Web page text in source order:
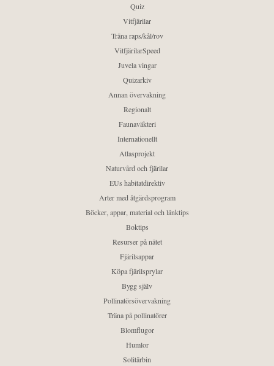
Quiz
Vitfjärilar
Träna raps/kål/rov
VitfjärilarSpeed
Juvela vingar
Quizarkiv
Annan övervakning
Regionalt
Faunaväkteri
Internationellt
Atlasprojekt
Naturvård och fjärilar
EUs habitatdirektiv
Arter med åtgärdsprogram
Böcker, appar, material och länktips
Boktips
Resurser på nätet
Fjärilsappar
Köpa fjärilsprylar
Bygg själv
Pollinatörsövervakning
Träna på pollinatörer
Blomflugor
Humlor
Solitärbin